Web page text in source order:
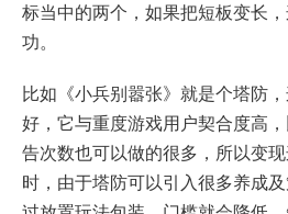
标当中的两个，如果把短板变长
功。
比如《小兵别嚣张》就是个塔防
好，它与重度游戏用户契合度高
告次数也可以做的很多，所以变
时，由于塔防可以引入很多养成